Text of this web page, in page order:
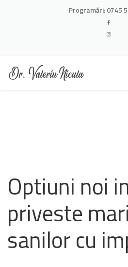
Programări:0745
Optiuni noi
priveste
sanilor cu